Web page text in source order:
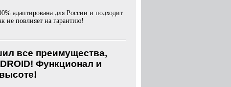
адаптирована для России и подходит
не повлияет на гарантию!
все преимущества,
Функционал и